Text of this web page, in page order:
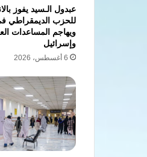
عبدول الـسيد يفوز
للحزب الديمقراطي
ويهاجم المساعدات
وإسرائيل
6 أغسطس، 2026